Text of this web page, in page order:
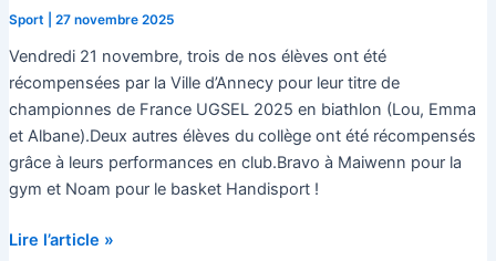
Sport 27 novembre 2025
Vendredi 21 novembre, trois de nos élèves ont été
récompensées par la Ville d’Annecy pour leur titre de
championnes de France UGSEL 2025 en biathlon (Lou, Emma
et Albane).Deux autres élèves du collège ont été récompensés
grâce à leurs performances en club.Bravo à Maiwenn pour la
gym et Noam pour le basket Handisport !
Bravo
Lire l’article »